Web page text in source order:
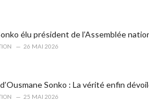
élu président de l’Assemblée
26 MAI 2026
Sonko : La vérité enfin
25 MAI 2026